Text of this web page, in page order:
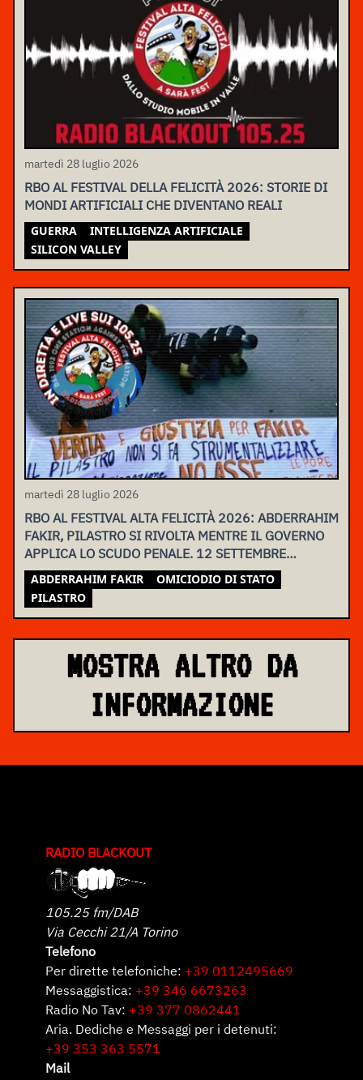
martedì 28 luglio 2026
RBO AL FESTIVAL DELLA FELICITÀ 2026: STORIE DI
MONDI ARTIFICIALI CHE DIVENTANO REALI
GUERRA
INTELLIGENZA ARTIFICIALE
SILICON VALLEY
martedì 28 luglio 2026
RBO AL FESTIVAL ALTA FELICITÀ 2026: ABDERRAHIM
FAKIR, PILASTRO SI RIVOLTA MENTRE IL GOVERNO
APPLICA LO SCUDO PENALE. 12 SETTEMBRE
ASSEMBLEA NAZIONALE
ABDERRAHIM FAKIR
OMICIODIO DI STATO
PILASTRO
MOSTRA ALTRO DA
INFORMAZIONE
RADIO BLACKOUT
105.25 fm/DAB
Via Cecchi 21/A Torino
Telefono
Per dirette telefoniche: +39 0112495669
Messaggistica: +39 346 6673263
Radio No Tav: +39 377 0862441
Aria. Dediche e Messaggi per i detenuti:
+39 353 363 5571
Mail